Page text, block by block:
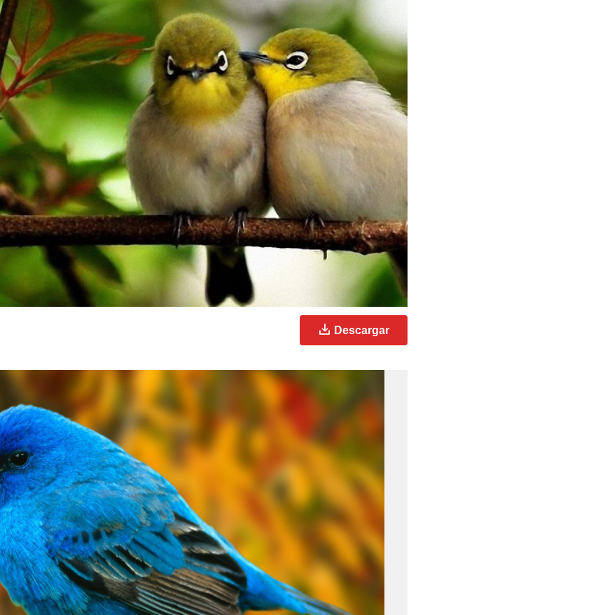
Descargar